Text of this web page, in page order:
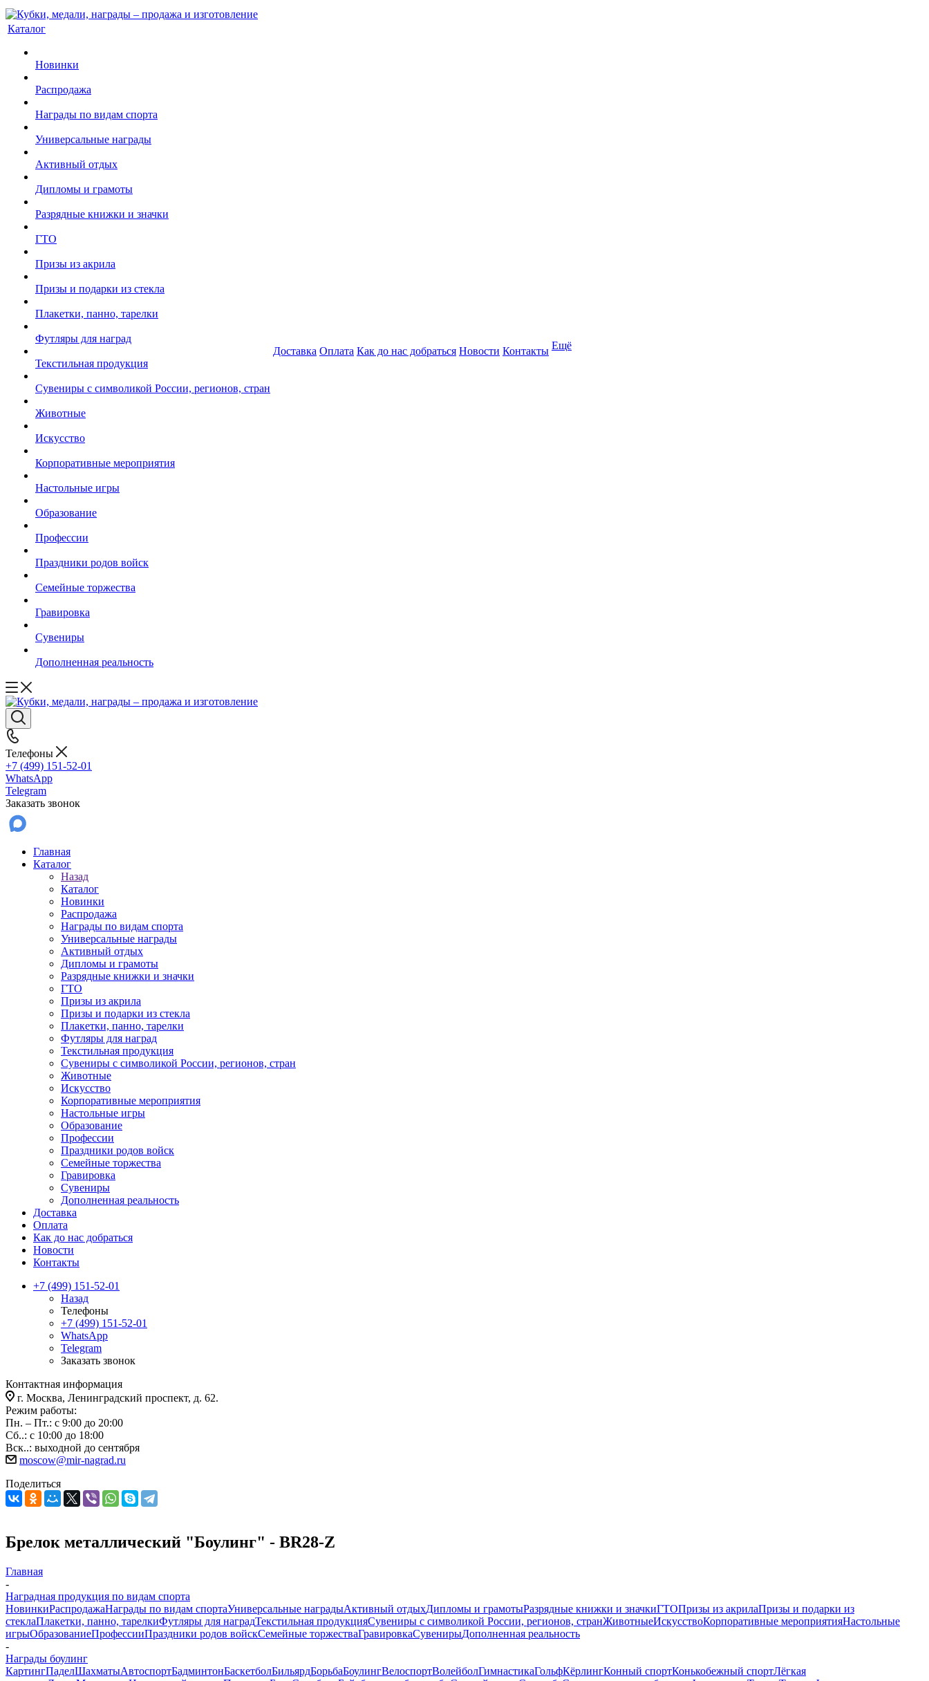
Каталог
Новинки
Распродажа
Награды по видам спорта
Универсальные награды
Активный отдых
Дипломы и грамоты
Разрядные книжки и значки
ГТО
Призы из акрила
Призы и подарки из стекла
Плакетки, панно, тарелки
Футляры для наград
Текстильная продукция
Сувениры с символикой России, регионов, стран
Животные
Искусство
Корпоративные мероприятия
Настольные игры
Образование
Профессии
Праздники родов войск
Семейные торжества
Гравировка
Сувениры
Дополненная реальность
Доставка Оплата Как до нас добраться Новости Контакты Ещё
Телефоны
+7 (499) 151-52-01
WhatsApp
Telegram
Заказать звонок
Главная
Каталог
Назад
Каталог
Новинки
Распродажа
Награды по видам спорта
Универсальные награды
Активный отдых
Дипломы и грамоты
Разрядные книжки и значки
ГТО
Призы из акрила
Призы и подарки из стекла
Плакетки, панно, тарелки
Футляры для наград
Текстильная продукция
Сувениры с символикой России, регионов, стран
Животные
Искусство
Корпоративные мероприятия
Настольные игры
Образование
Профессии
Праздники родов войск
Семейные торжества
Гравировка
Сувениры
Дополненная реальность
Доставка
Оплата
Как до нас добраться
Новости
Контакты
+7 (499) 151-52-01
Назад
Телефоны
+7 (499) 151-52-01
WhatsApp
Telegram
Заказать звонок
Контактная информация
г. Москва, Ленинградский проспект, д. 62.
Режим работы:
Пн. – Пт.: с 9:00 до 20:00
Сб..: с 10:00 до 18:00
Вск..: выходной до сентября
moscow@mir-nagrad.ru
Поделиться
Брелок металлический "Боулинг" - BR28-Z
Главная
-
Наградная продукция по видам спорта
НовинкиРаспродажаНаграды по видам спортаУниверсальные наградыАктивный отдыхДипломы и грамотыРазрядные книжки и значкиГТОПризы из акрилаПризы и подарки из
стеклаПлакетки, панно, тарелкиФутляры для наградТекстильная продукцияСувениры с символикой России, регионов, странЖивотныеИскусствоКорпоративные мероприятияНастольные
игрыОбразованиеПрофессииПраздники родов войскСемейные торжестваГравировкаСувенирыДополненная реальность
-
Награды боулинг
КартингПаделШахматыАвтоспортБадминтонБаскетболБильярдБорьбаБоулингВелоспортВолейболГимнастикаГольфКёрлингКонный спортКонькобежный спортЛёгкая